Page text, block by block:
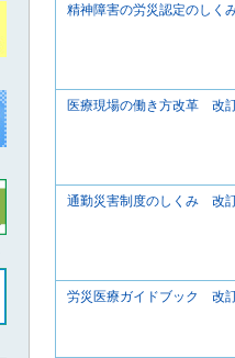
精神障害の労災認定のしく
医療現場の働き方改革 改
通勤災害制度のしくみ 改
労災医療ガイドブック 改